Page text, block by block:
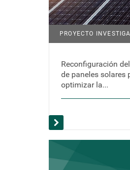
PROYECTO
Reconfiguración
de paneles solares
optimizar la...